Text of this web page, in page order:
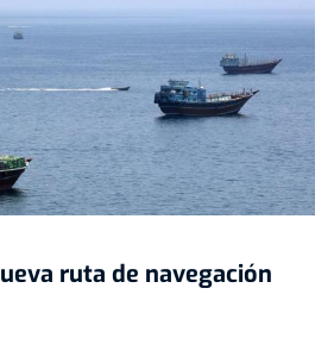
ruta de navegación